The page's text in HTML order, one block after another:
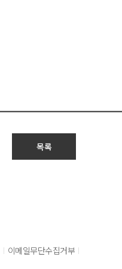
목록
| 이메일무단수집거부 |